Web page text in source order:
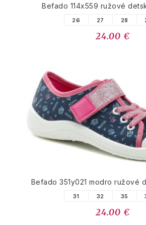
Befado 114x559 ružové
26 27 28
24.00 €
Befado 351y021 modro ružové
31 32 35
24.00 €